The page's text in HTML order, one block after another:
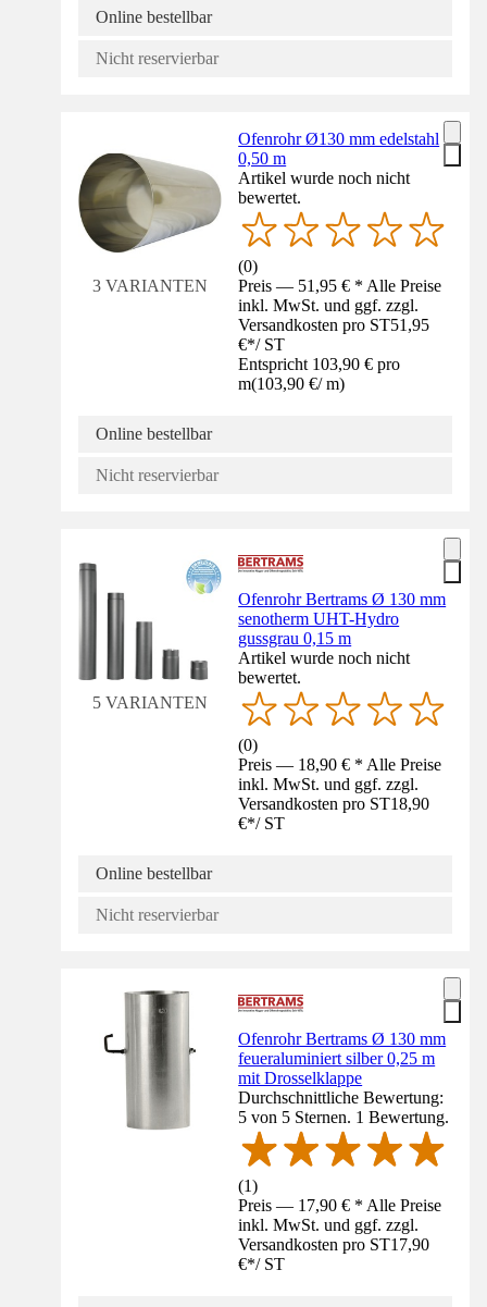
Online bestellbar
Nicht reservierbar
3 VARIANTEN
Ofenrohr Ø130 mm edelstahl
0,50 m
Artikel wurde noch nicht
bewertet.
(0)
Preis — 51,95 € * Alle Preise
inkl. MwSt. und ggf. zzgl.
Versandkosten pro ST51,95
€*/ ST
Entspricht 103,90 € pro
m(103,90 €/ m)
Online bestellbar
Nicht reservierbar
5 VARIANTEN
Ofenrohr Bertrams Ø 130 mm
senotherm UHT-Hydro
gussgrau 0,15 m
Artikel wurde noch nicht
bewertet.
(0)
Preis — 18,90 € * Alle Preise
inkl. MwSt. und ggf. zzgl.
Versandkosten pro ST18,90
€*/ ST
Online bestellbar
Nicht reservierbar
Ofenrohr Bertrams Ø 130 mm
feueraluminiert silber 0,25 m
mit Drosselklappe
Durchschnittliche Bewertung:
5 von 5 Sternen. 1 Bewertung.
(1)
Preis — 17,90 € * Alle Preise
inkl. MwSt. und ggf. zzgl.
Versandkosten pro ST17,90
€*/ ST